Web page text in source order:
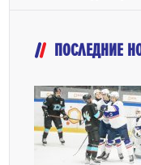
ПОСЛЕДНИЕ